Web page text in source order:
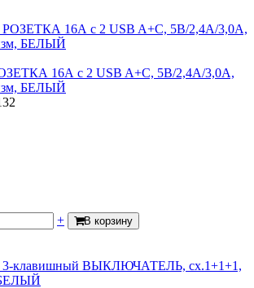
16А с 2 USB A+C, 5В/2,4А/3,0А,
БЕЛЫЙ
+ В корзину